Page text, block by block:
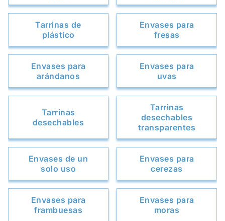
Tarrinas de
plástico
Envases para
fresas
Envases para
arándanos
Envases para
uvas
Tarrinas
desechables
Tarrinas
desechables
transparentes
Envases de un
solo uso
Envases para
cerezas
Envases para
frambuesas
Envases para
moras